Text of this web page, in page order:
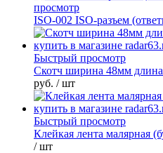
просмотр
ISO-002 ISO-разъем
Быстрый просмотр
Скотч ширина 48мм
руб. / шт
Быстрый просмотр
Клейкая лента малярная
/ шт